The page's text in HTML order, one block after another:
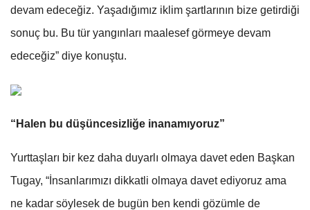
devam edeceğiz. Yaşadığımız iklim şartlarının bize getirdiği
sonuç bu. Bu tür yangınları maalesef görmeye devam
edeceğiz” diye konuştu.
“Halen bu düşüncesizliğe inanamıyoruz”
Yurttaşları bir kez daha duyarlı olmaya davet eden Başkan
Tugay, “İnsanlarımızı dikkatli olmaya davet ediyoruz ama
ne kadar söylesek de bugün ben kendi gözümle de